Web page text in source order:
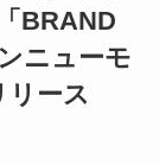
BRAND
ニューモ
リース